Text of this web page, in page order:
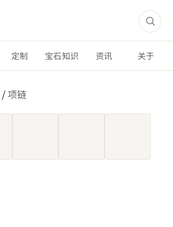
定制 宝石知识 资讯 关于
/项链